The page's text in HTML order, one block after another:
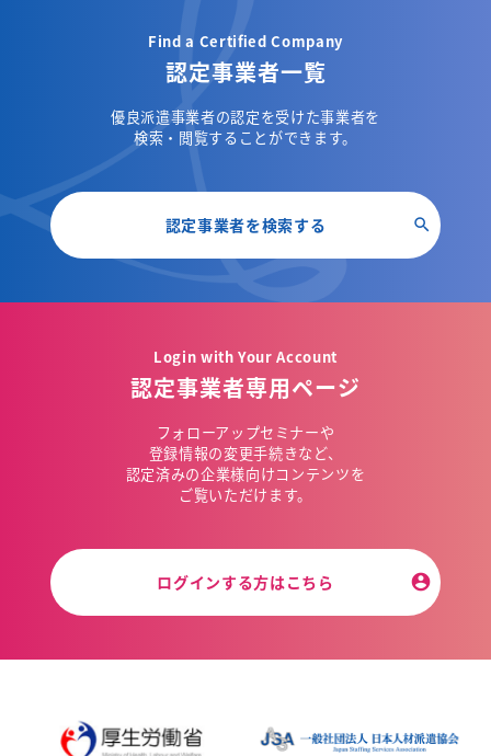
Find a Certified Company
認定事業者一覧
優良派遣事業者の認定を受けた事業者を
検索・閲覧することができます。
認定事業者を検索する
Login with Your Account
認定事業者専用ページ
フォローアップセミナーや
登録情報の変更手続きなど、
認定済みの企業様向けコンテンツを
ご覧いただけます。
ログインする方はこちら